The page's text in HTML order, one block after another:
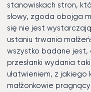
stanowiskach stron,
słowy, zgoda obojga
się nie jest
ustaniu trwania
wszystko badane jest,
przesłanki wydania
ułatwieniem, z
małżonkowie